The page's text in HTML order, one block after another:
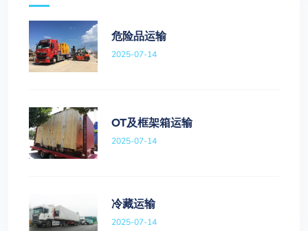
危险品运输
2025-07-14
OT及框架箱运输
2025-07-14
冷藏运输
2025-07-14